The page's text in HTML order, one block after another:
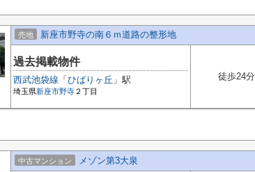
売地 新座市野寺の南６ｍ道路の整形地
過去掲載物件
西武池袋線 「 ひばりヶ丘 」駅
埼玉県新座市野寺 ２丁目
徒歩24分
中古マンション メゾン第3大泉